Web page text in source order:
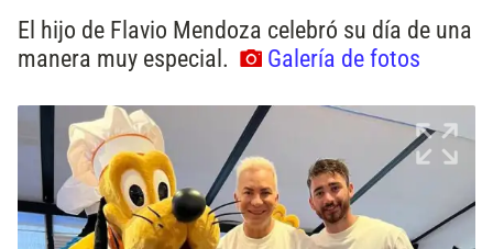
El hijo de Flavio Mendoza celebró su día de una
manera muy especial.
Galería de fotos